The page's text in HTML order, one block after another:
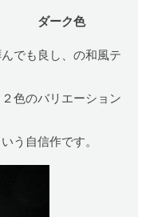
ダーク色
でも良し、の和風テ
色のバリエーション
う自信作です。